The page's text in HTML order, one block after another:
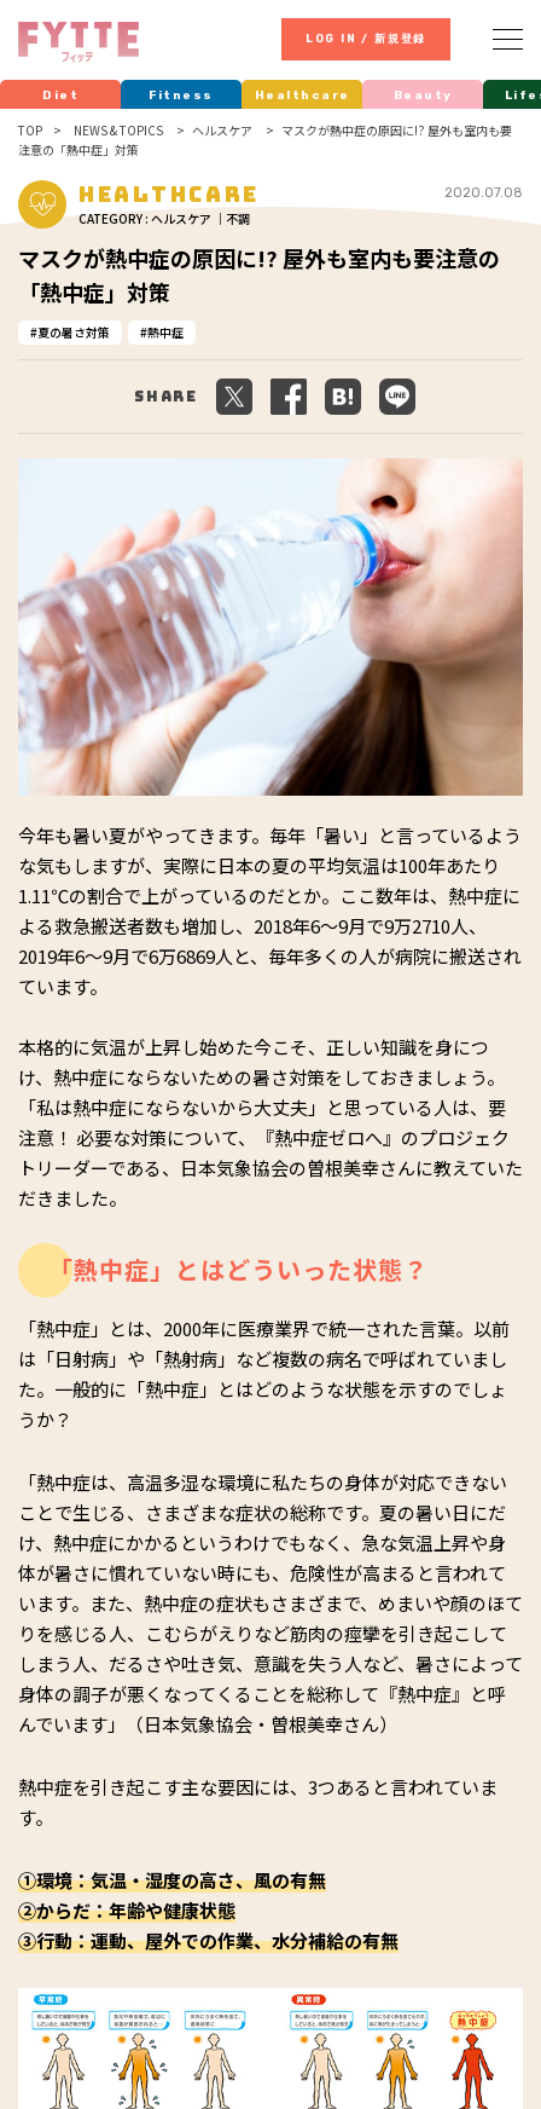
LOG IN / 新規登録
Diet Fitness Healthcare Beauty
TOP NEWS & TOPICS ヘルスケア
マスクが熱中症の原因に!? 屋外も室内も要
注意の「熱中症」対策
Healthcare
CATEGORY : ヘルスケア ｜不調
2020.07.08
マスクが熱中症の原因に!? 屋外も室内も要注意の
「熱中症」対策
夏の暑さ対策 熱中症
Share
今年も暑い夏がやってきます。毎年「暑い」と言っているよう
な気もしますが、実際に日本の夏の平均気温は100年あたり
1.11℃の割合で上がっているのだとか。ここ数年は、熱中症に
よる救急搬送者数も増加し、2018年6～9月で9万2710人、
2019年6～9月で6万6869人と、毎年多くの人が病院に搬送され
ています。
本格的に気温が上昇し始めた今こそ、正しい知識を身につ
け、熱中症にならないための暑さ対策をしておきましょう。
「私は熱中症にならないから大丈夫」と思っている人は、要
注意！ 必要な対策について、『熱中症ゼロへ』のプロジェク
トリーダーである、日本気象協会の曽根美幸さんに教えていた
だきました。
「熱中症」とはどういった状態？
「熱中症」とは、2000年に医療業界で統一された言葉。以前
は「日射病」や「熱射病」など複数の病名で呼ばれていまし
た。一般的に「熱中症」とはどのような状態を示すのでしょ
うか？
「熱中症は、高温多湿な環境に私たちの身体が対応できない
ことで生じる、さまざまな症状の総称です。夏の暑い日にだ
け、熱中症にかかるというわけでもなく、急な気温上昇や身
体が暑さに慣れていない時にも、危険性が高まると言われて
います。また、熱中症の症状もさまざまで、めまいや顔のほて
りを感じる人、こむらがえりなど筋肉の痙攣を引き起こして
しまう人、だるさや吐き気、意識を失う人など、暑さによって
身体の調子が悪くなってくることを総称して『熱中症』と呼
んでいます」（日本気象協会・曽根美幸さん）
熱中症を引き起こす主な要因には、3つあると言われていま
す。
①環境：気温・湿度の高さ、風の有無
②からだ：年齢や健康状態
③行動：運動、屋外での作業、水分補給の有無